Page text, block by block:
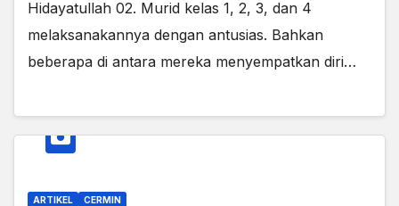
Hidayatullah 02. Murid kelas 1, 2, 3, dan 4
melaksanakannya dengan antusias. Bahkan
beberapa di antara mereka menyempatkan diri…
ARTIKEL CERMIN